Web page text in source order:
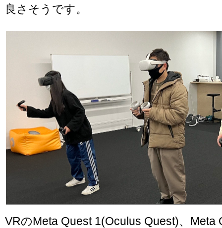
良さそうです。
VRのMeta Quest 1(Oculus Quest)、Meta